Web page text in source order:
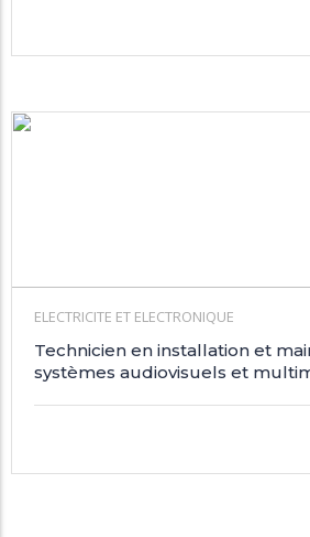
ELECTRICITE ET ELECTRONIQUE
Technicien en installation et
systèmes audiovisuels et